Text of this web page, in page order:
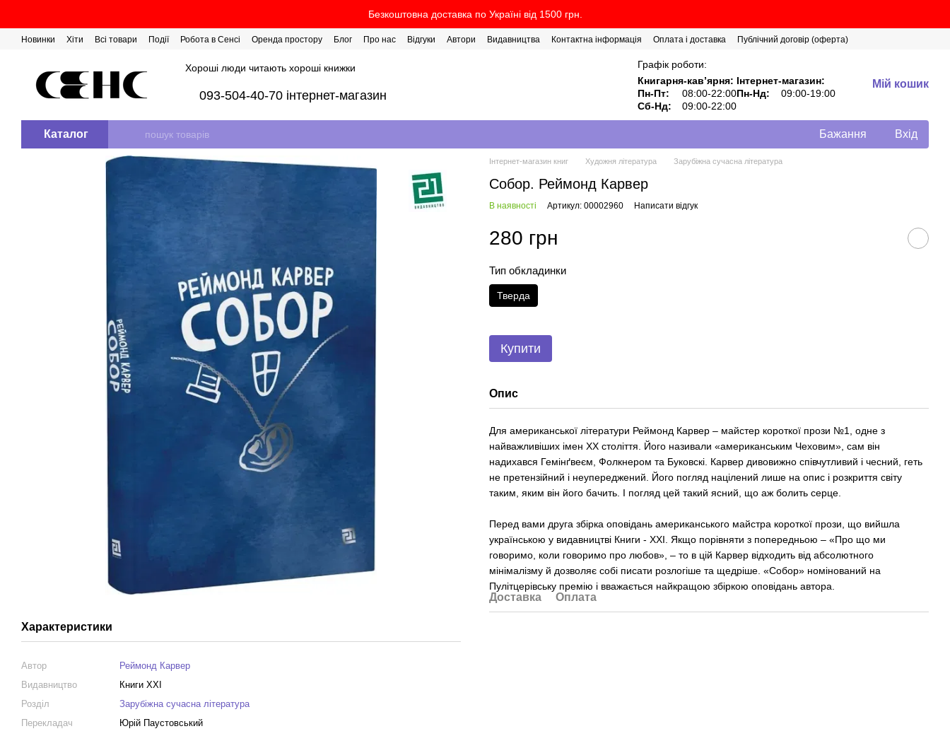
Безкоштовна доставка по Україні від 1500 грн.
Новинки Хіти Всі товари Події Робота в Сенсі Оренда простору Блог Про нас Відгуки Автори Видавництва Контактна інформація Оплата і доставка
Публічний договір (оферта)
Хороші люди читають хороші книжки
093-504-40-70 інтернет-магазин
Графік роботи:
Книгарня-кавʼярня: Інтернет-магазин:
Пн-Пт:
08:00-22:00Пн-Нд:
09:00-19:00
Сб-Нд:
09:00-22:00
Мій кошик
Каталог Бажання Вхід
Характеристики
Автор
Реймонд Карвер
Видавництво
Книги XXI
Розділ
Зарубіжна сучасна література
Перекладач
Юрій Паустовський
Інтернет-магазин книг Художня література Зарубіжна сучасна література
Собор. Реймонд Карвер
В наявності Артикул: 00002960 Написати відгук
280 грн
Тип обкладинки
Тверда
Купити
Опис
Для американської літератури Реймонд Карвер – майстер короткої прози №1, одне з
найважливіших імен ХХ століття. Його називали «американським Чеховим», сам він
надихався Гемінґвеєм, Фолкнером та Буковскі. Карвер дивовижно співчутливий і чесний, геть
не претензійний і неупереджений. Його погляд націлений лише на опис і розкриття світу
таким, яким він його бачить. І погляд цей такий ясний, що аж болить серце.
Перед вами друга збірка оповідань американського майстра короткої прози, що вийшла
українською у видавництві Книги - XXI. Якщо порівняти з попередньою – «Про що ми
говоримо, коли говоримо про любов», – то в цій Карвер відходить від абсолютного
мінімалізму й дозволяє собі писати розлогіше та щедріше. «Собор» номінований на
Пулітцерівську премію і вважається найкращою збіркою оповідань автора.
Доставка Оплата